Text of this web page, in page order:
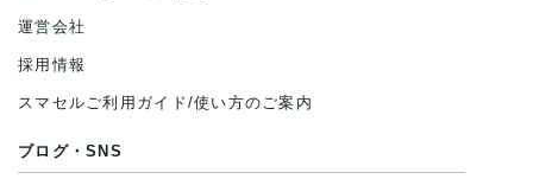
運営会社
採用情報
スマセルご利用ガイド/使い方のご案内
ブログ・SNS